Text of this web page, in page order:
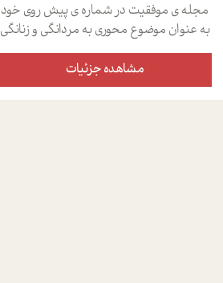
مجله ی موفقیت در شماره ی پیش روی خود
به عنوان موضوع محوری به مردانگی و زنانگی
سمی پرداخته است؛ علاوه بر این که؛ گفت و
گویی اختصاصی داشته ایم با فردین علیخواه،
جامعه شناس در بخش های مختلف تلاش
مشاهده جزئیات